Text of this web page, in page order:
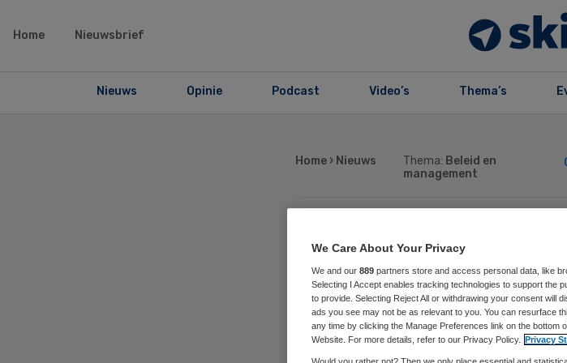
Home Nieuwsbrief
Nieuws Opinie Podcast Video’s Thema’s
Home › Nieuws Thema: Beleid en
management
Indammen
van
We Care About Your Privacy
We and our 889 partners store and access personal data, like
Selecting I Accept enables tracking technologies to support the
to provide. Selecting Reject All or withdrawing your consent will
ads you see may not be as relevant to you. You can resurface
any time by clicking the Manage Preferences link on the bottom
Website. For more details, refer to our Privacy Policy. Privacy
Would you rather not? Then we only place essential and